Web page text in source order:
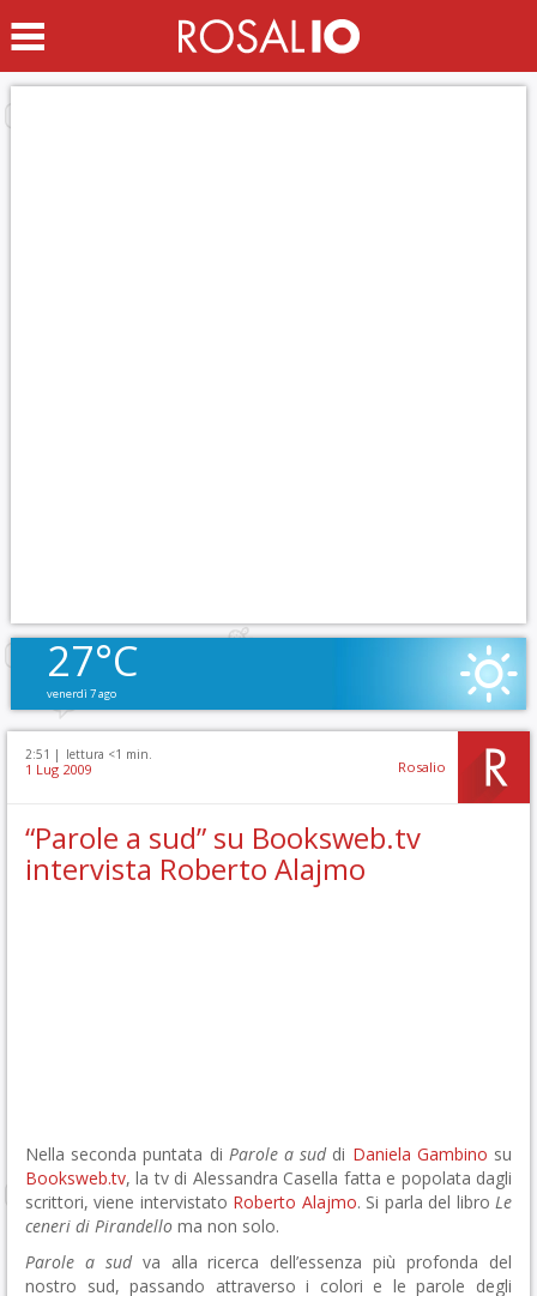
27°C
venerdì 7 ago
2:51 | lettura <1 min.
1 Lug 2009 Rosalio
“Parole a sud” su Booksweb.tv
intervista Roberto Alajmo
Nella seconda puntata di Parole a suddi Daniela Gambino su
Booksweb.tv, la tv di Alessandra Casella fatta e popolata dagli
scrittori, viene intervistato Roberto Alajmo. Si parla del libroLe
ceneri di Pirandello ma non solo.
Parole a sudva alla ricerca dell’essenza più profonda del
nostro sud, passando attraverso i colori e le parole degli